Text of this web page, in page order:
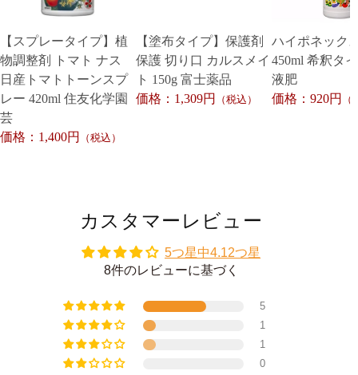
【スプレータイプ】植
物調整剤 トマト ナス
日産トマトトーンスプ
レー 420ml 住友化学園
芸
価格：1,400円
（税込）
【塗布タイプ】保護剤
保護 切り口 カルスメイ
ト 150g 富士薬品
価格：1,309円
（税込）
ハイポネック
450ml 希釈タ
液肥
価格：920円
カスタマーレビュー
5つ星中4.12つ星
8件のレビューに基づく
5
1
1
0